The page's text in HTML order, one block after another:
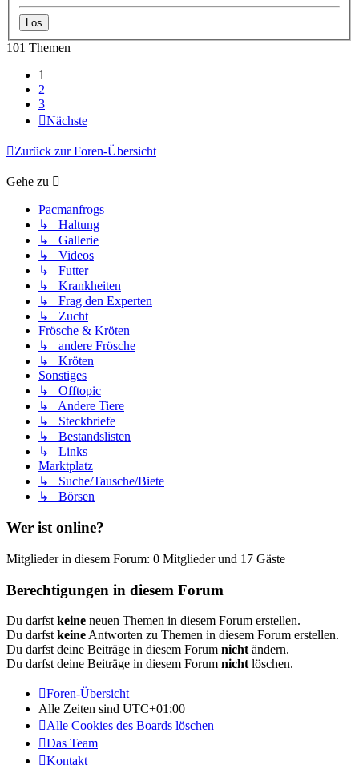
101 Themen
1
2
3
Nächste
Zurück zur Foren-Übersicht
Gehe zu
Pacmanfrogs
↳ Haltung
↳ Gallerie
↳ Videos
↳ Futter
↳ Krankheiten
↳ Frag den Experten
↳ Zucht
Frösche & Kröten
↳ andere Frösche
↳ Kröten
Sonstiges
↳ Offtopic
↳ Andere Tiere
↳ Steckbriefe
↳ Bestandslisten
↳ Links
Marktplatz
↳ Suche/Tausche/Biete
↳ Börsen
Wer ist online?
Mitglieder in diesem Forum: 0 Mitglieder und 17 Gäste
Berechtigungen in diesem Forum
Du darfst keine neuen Themen in diesem Forum erstellen.
Du darfst keine Antworten zu Themen in diesem Forum erstellen.
Du darfst deine Beiträge in diesem Forum nicht ändern.
Du darfst deine Beiträge in diesem Forum nicht löschen.
Foren-Übersicht
Alle Zeiten sind UTC+01:00
Alle Cookies des Boards löschen
Das Team
Kontakt